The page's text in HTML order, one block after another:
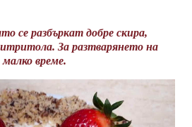
се разбъркат добре скира,
За разтварянето на
време.